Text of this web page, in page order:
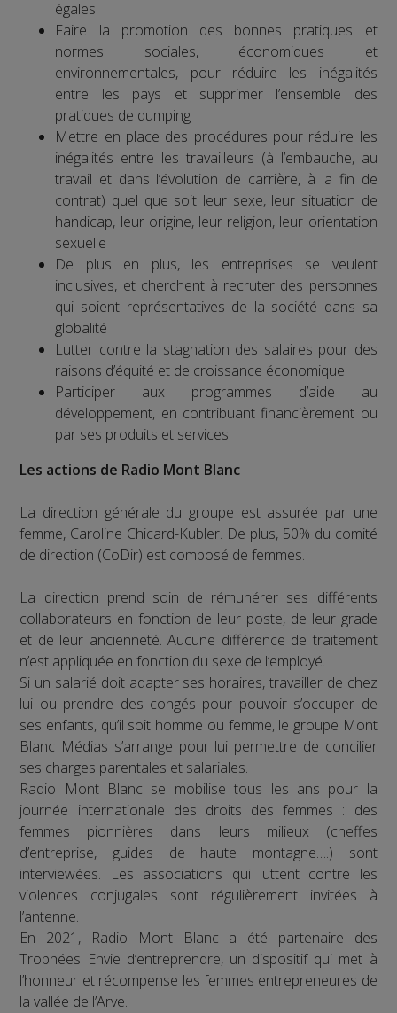
égales
Faire la promotion des bonnes pratiques et
normes sociales, économiques et
environnementales, pour réduire les inégalités
entre les pays et supprimer l’ensemble des
pratiques de dumping
Mettre en place des procédures pour réduire les
inégalités entre les travailleurs (à l’embauche, au
travail et dans l’évolution de carrière, à la fin de
contrat) quel que soit leur sexe, leur situation de
handicap, leur origine, leur religion, leur orientation
sexuelle
De plus en plus, les entreprises se veulent
inclusives, et cherchent à recruter des personnes
qui soient représentatives de la société dans sa
globalité
Lutter contre la stagnation des salaires pour des
raisons d’équité et de croissance économique
Participer aux programmes d’aide au
développement, en contribuant financièrement ou
par ses produits et services
Les actions de Radio Mont Blanc
La direction générale du groupe est assurée par une
femme, Caroline Chicard-Kubler. De plus, 50% du comité
de direction (CoDir) est composé de femmes.
La direction prend soin de rémunérer ses différents
collaborateurs en fonction de leur poste, de leur grade
et de leur ancienneté. Aucune différence de traitement
n’est appliquée en fonction du sexe de l’employé.
Si un salarié doit adapter ses horaires, travailler de chez
lui ou prendre des congés pour pouvoir s’occuper de
ses enfants, qu’il soit homme ou femme, le groupe Mont
Blanc Médias s’arrange pour lui permettre de concilier
ses charges parentales et salariales.
Radio Mont Blanc se mobilise tous les ans pour la
journée internationale des droits des femmes : des
femmes pionnières dans leurs milieux (cheffes
d’entreprise, guides de haute montagne….) sont
interviewées. Les associations qui luttent contre les
violences conjugales sont régulièrement invitées à
l’antenne.
En 2021, Radio Mont Blanc a été partenaire des
Trophées Envie d’entreprendre, un dispositif qui met à
l’honneur et récompense les femmes entrepreneures de
la vallée de l’Arve.